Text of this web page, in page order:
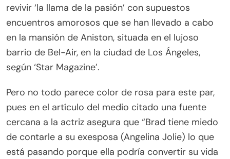
revivir ‘la llama de la pasión’ con supuestos
encuentros amorosos que se han llevado a cabo
en la mansión de Aniston, situada en el lujoso
barrio de Bel-Air, en la ciudad de Los Ángeles,
según ‘Star Magazine’.
Pero no todo parece color de rosa para este par,
pues en el artículo del medio citado una fuente
cercana a la actriz asegura que “Brad tiene miedo
de contarle a su exesposa (Angelina Jolie) lo que
está pasando porque ella podría convertir su vida